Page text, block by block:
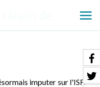
le
de
imputer sur l'ISF,